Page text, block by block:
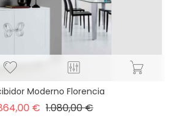
Moderno Florencia
€ Precio
1.080,00 €Precio